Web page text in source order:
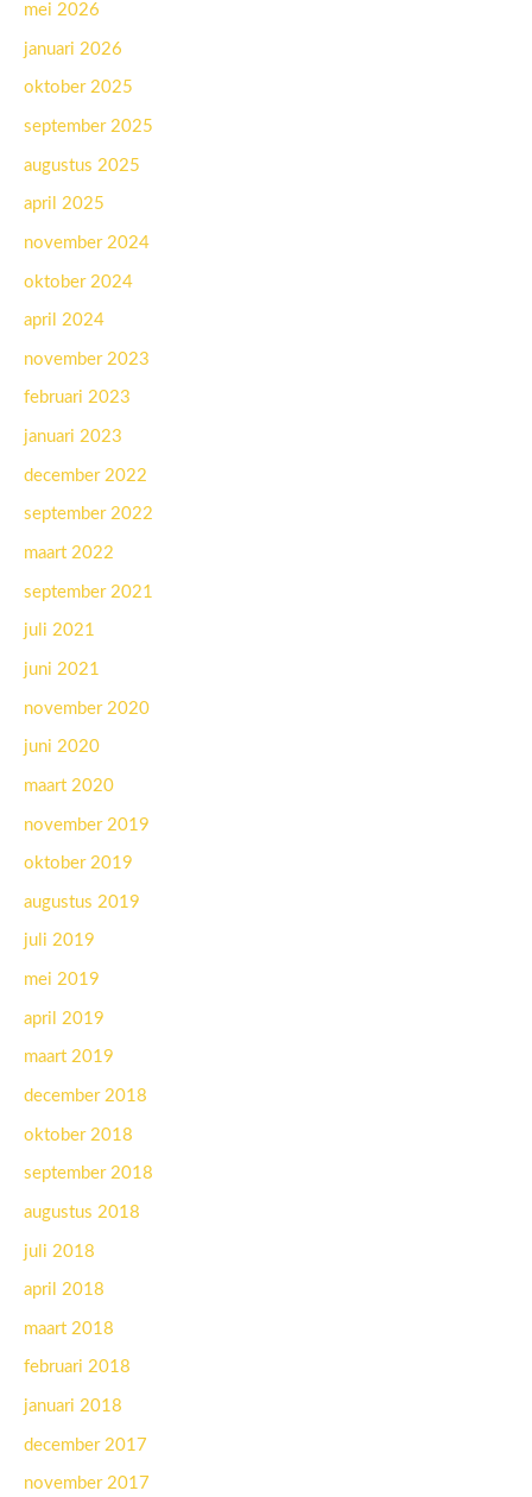
mei 2026
januari 2026
oktober 2025
september 2025
augustus 2025
april 2025
november 2024
oktober 2024
april 2024
november 2023
februari 2023
januari 2023
december 2022
september 2022
maart 2022
september 2021
juli 2021
juni 2021
november 2020
juni 2020
maart 2020
november 2019
oktober 2019
augustus 2019
juli 2019
mei 2019
april 2019
maart 2019
december 2018
oktober 2018
september 2018
augustus 2018
juli 2018
april 2018
maart 2018
februari 2018
januari 2018
december 2017
november 2017